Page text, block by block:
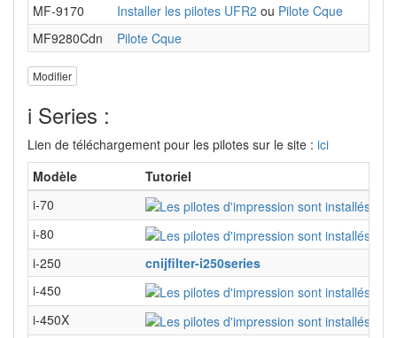
MF-9170
Installer les pilotes UFR2 ou Pilote Cque
MF9280Cdn
Pilote Cque
Modifier
i Series :
Lien de téléchargement pour les pilotes sur le site : ici
Modèle
Tutoriel
i-70
i-80
i-250
cnijfilter-i250series
i-450
i-450X